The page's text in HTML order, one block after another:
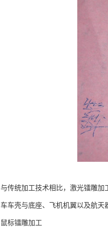
与传统加工技术相比，激光镭雕
车车壳与底座、飞机机翼以及航天
鼠标镭雕加工